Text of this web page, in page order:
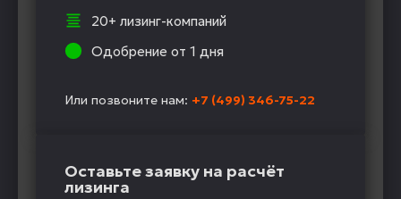
20+ лизинг-компаний
Одобрение от 1 дня
Или позвоните нам: +7 (499) 346-75-22
Оставьте заявку на расчёт
лизинга